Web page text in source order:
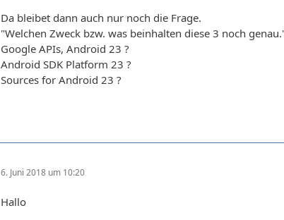
Da bleibet dann auch nur noch die Frage.
"Welchen Zweck bzw. was beinhalten diese 3 noch
Google APIs, Android 23 ?
Android SDK Platform 23 ?
Sources for Android 23 ?
6. Juni 2018 um 10:20
Hallo